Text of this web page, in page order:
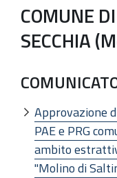
COMUNE
SECCHIA
Approvazione
PAE e PRG
ambito
"Molino di